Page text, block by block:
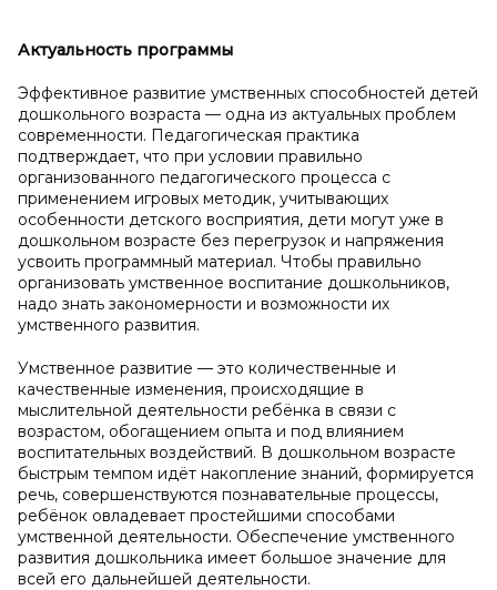
Актуальность программы
Эффективное развитие умственных способностей детей
дошкольного возраста — одна из актуальных проблем
современности. Педагогическая практика
подтверждает, что при условии правильно
организованного педагогического процесса с
применением игровых методик, учитывающих
особенности детского восприятия, дети могут уже в
дошкольном возрасте без перегрузок и напряжения
усвоить программный материал. Чтобы правильно
организовать умственное воспитание дошкольников,
надо знать закономерности и возможности их
умственного развития.
Умственное развитие — это количественные и
качественные изменения, происходящие в
мыслительной деятельности ребёнка в связи с
возрастом, обогащением опыта и под влиянием
воспитательных воздействий. В дошкольном возрасте
быстрым темпом идёт накопление знаний, формируется
речь, совершенствуются познавательные процессы,
ребёнок овладевает простейшими способами
умственной деятельности. Обеспечение умственного
развития дошкольника имеет большое значение для
всей его дальнейшей деятельности.